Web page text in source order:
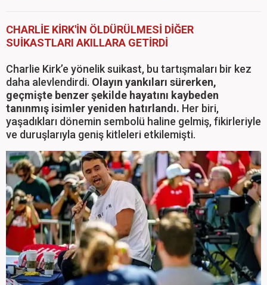
CHARLİE KİRK'İN ÖLDÜRÜLMESİ DİĞER
SUİKASTLARI AKILLARA GETİRDİ
Charlie Kirk’e yönelik suikast, bu tartışmaları bir kez
daha alevlendirdi. Olayın yankıları sürerken,
geçmişte benzer şekilde hayatını kaybeden
tanınmış isimler yeniden hatırlandı. Her biri,
yaşadıkları dönemin sembolü haline gelmiş, fikirleriyle
ve duruşlarıyla geniş kitleleri etkilemişti.